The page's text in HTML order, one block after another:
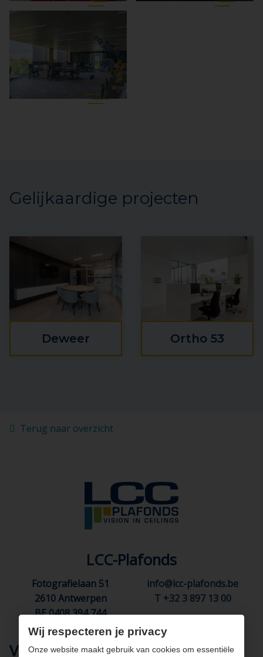
Gelijkaardige projecten
Deweer Ortho 53
Terug naar overzicht
LCC-Plafonds
Fotografielaan 51
2610 Antwerpen
BE 0408 394 744
info@lcc-plafonds.be
T +32 3 897 13 00
Volg ons
Wij respecteren je privacy
Onze website maakt gebruik van cookies om essentiële